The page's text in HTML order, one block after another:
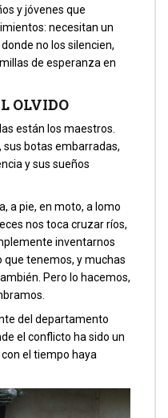
y jóvenes que
necesitan un
no los silencien,
de esperanza en
OLVIDO
están los maestros.
sus botas embarradas,
y sus sueños
a pie, en moto, a lomo
nos toca cruzar ríos,
inventarnos
que tenemos, y muchas
Pero lo hacemos,
del departamento
el conflicto ha sido un
el tiempo haya